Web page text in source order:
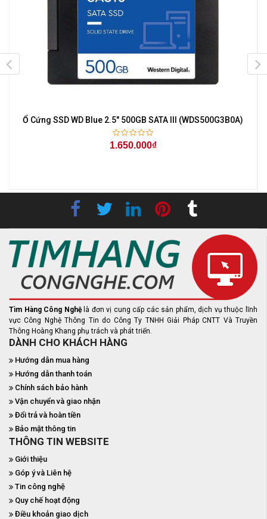
Ổ Cứng SSD WD Blue 2.5" 500GB SATA III (WDS500G3B0A)
1.650.000₫
Tìm Hàng Công Nghệ là đơn vị cung cấp các sản phẩm, dịch vụ thuộc lĩnh
vực Công Nghệ Thông Tin do Công Ty TNHH Giải Pháp CNTT Và Truyền
Thông Hoàng Khang phụ trách và phát triển.
DÀNH CHO KHÁCH HÀNG
Hướng dẫn mua hàng
Hướng dẫn thanh toán
Chính sách bảo hành
Vận chuyển và giao nhận
Đổi trả và hoàn tiền
Bảo mật thông tin
THÔNG TIN WEBSITE
Giới thiệu
Góp ý và Liên hệ
Tin công nghệ
Quy chế hoạt động
Điều khoản giao dịch